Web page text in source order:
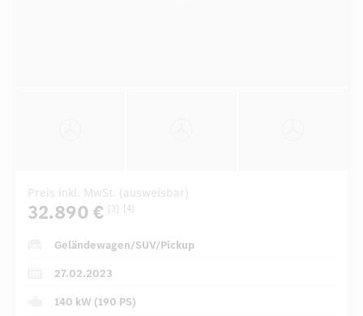
Preis inkl. MwSt. (ausweisbar)
32.890 € [3] [4]
Geländewagen/SUV/Pickup
27.02.2023
140 kW (190 PS)